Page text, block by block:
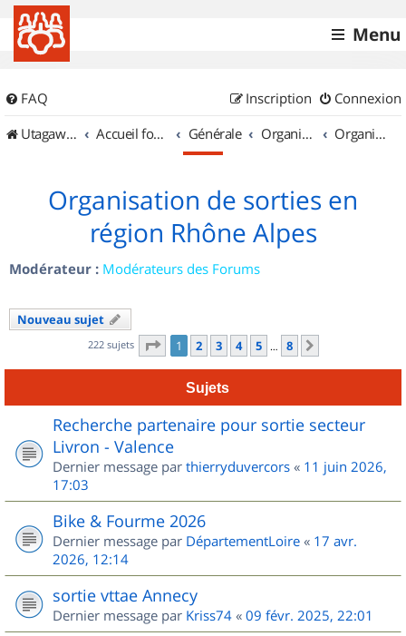
Menu
FAQ Connexion
Inscription
UtagawaVTT (Randos VTT et VTTAE avec traces GPS)
Accueil forum Générale Organisation de sorties & Recherche de partenaires Organisation de sorties en région Rhône Alpes
Organisation de sorties en
région Rhône Alpes
Modérateur : Modérateurs des Forums
Nouveau sujet
222 sujets Page 1sur
1 2 3 4 5 … 8
Sujets
Recherche partenaire pour sortie secteur
Livron - Valence
Dernier message par thierryduvercors « 11 juin 2026,
17:03
Bike & Fourme 2026
Dernier message par DépartementLoire « 17 avr.
2026, 12:14
sortie vttae Annecy
Dernier message par Kriss74 « 09 févr. 2025, 22:01